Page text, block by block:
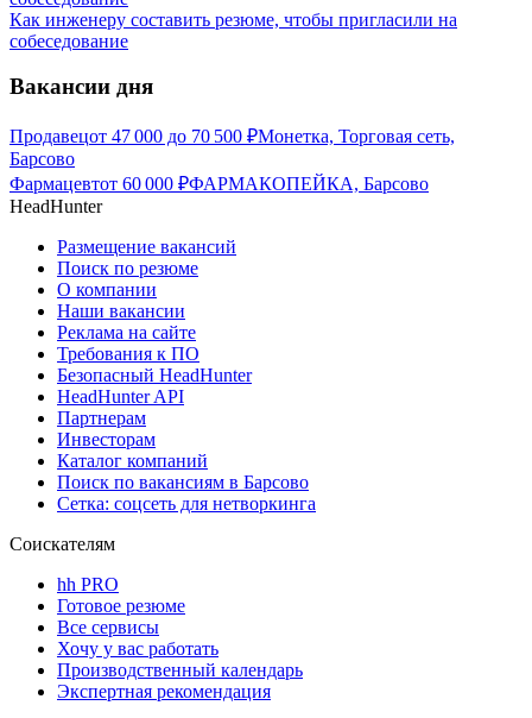
Как инженеру составить резюме, чтобы пригласили на
собеседование
Вакансии дня
Продавецот 47 000 до 70 500 ₽Монетка, Торговая сеть,
Барсово
Фармацевтот 60 000 ₽ФАРМАКОПЕЙКА, Барсово
HeadHunter
Размещение вакансий
Поиск по резюме
О компании
Наши вакансии
Реклама на сайте
Требования к ПО
Безопасный HeadHunter
HeadHunter API
Партнерам
Инвесторам
Каталог компаний
Поиск по вакансиям в Барсово
Сетка: соцсеть для нетворкинга
Соискателям
hh PRO
Готовое резюме
Все сервисы
Хочу у вас работать
Производственный календарь
Экспертная рекомендация